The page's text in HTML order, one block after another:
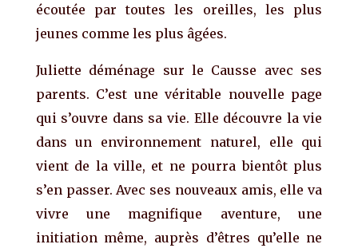
écoutée par toutes les oreilles, les plus
jeunes comme les plus âgées.
Juliette déménage sur le Causse avec ses
parents. C’est une véritable nouvelle page
qui s’ouvre dans sa vie. Elle découvre la vie
dans un environnement naturel, elle qui
vient de la ville, et ne pourra bientôt plus
s’en passer. Avec ses nouveaux amis, elle va
vivre une magnifique aventure, une
initiation même, auprès d’êtres qu’elle ne